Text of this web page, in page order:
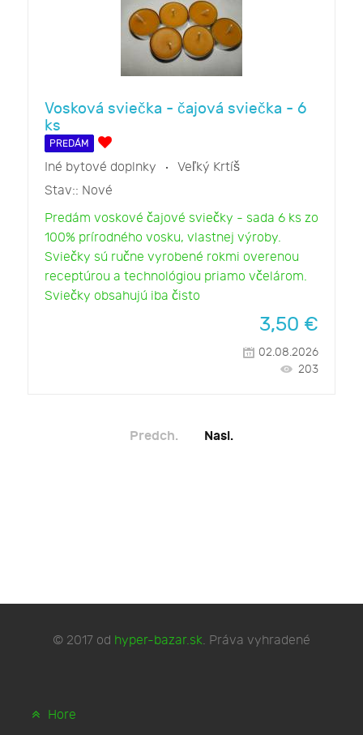
Vosková sviečka - čajová sviečka - 6
ks
PREDÁM
Iné bytové doplnky
Veľký Krtíš
Stav:: Nové
Predám voskové čajové sviečky - sada 6 ks zo
100% prírodného vosku, vlastnej výroby.
Sviečky sú ručne vyrobené rokmi overenou
receptúrou a technológiou priamo včelárom.
Sviečky obsahujú iba čisto
3,50 €
02.08.2026
203
Predch. Nasl.
© 2017 od hyper-bazar.sk. Práva vyhradené
Hore